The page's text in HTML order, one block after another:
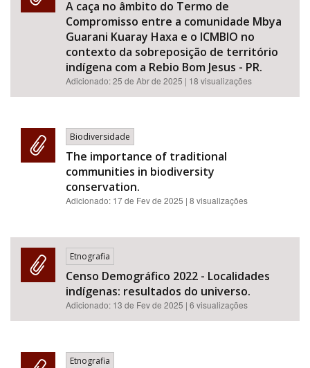
A caça no âmbito do Termo de
Compromisso entre a comunidade Mbya
Guarani Kuaray Haxa e o ICMBIO no
contexto da sobreposição de território
indígena com a Rebio Bom Jesus - PR.
Adicionado:25 de Abr de 2025 | 18 visualizações
Biodiversidade
The importance of traditional
communities in biodiversity
conservation.
Adicionado: 17 de Fev de 2025 | 8 visualizações
Etnografia
Censo Demográfico 2022 - Localidades
indígenas: resultados do universo.
Adicionado: 13 de Fev de 2025 | 6 visualizações
Etnografia